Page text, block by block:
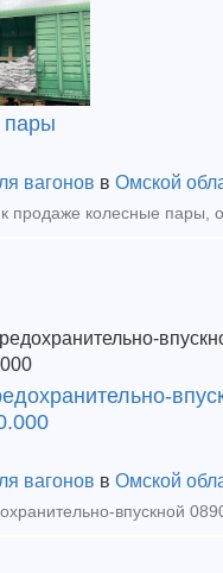
пары
вагонов в Омской
вагонов в Омской